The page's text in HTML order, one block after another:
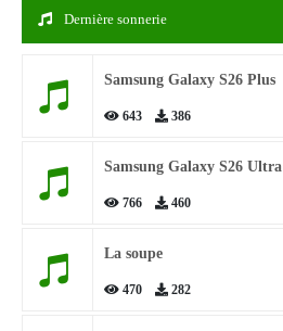
Dernière sonnerie
Samsung Galaxy S26 Plus
643 386
Samsung Galaxy S26 Ultra
766 460
La soupe
470 282